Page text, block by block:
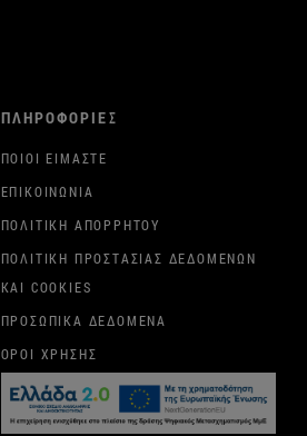
ΠΛΗΡΟΦΟΡΙΕΣ
ΠΟΙΟΙ ΕΊΜΑΣΤΕ
ΕΠΙΚΟΙΝΩΝΊΑ
ΠΟΛΙΤΙΚΉ ΑΠΟΡΡΉΤΟΥ
ΠΟΛΙΤΙΚΉ ΠΡΟΣΤΑΣΊΑΣ ΔΕΔΟΜΈΝΩΝ
ΚΑΙ COOKIES
ΠΡΟΣΩΠΙΚΆ ΔΕΔΟΜΈΝΑ
ΌΡΟΙ ΧΡΉΣΗΣ